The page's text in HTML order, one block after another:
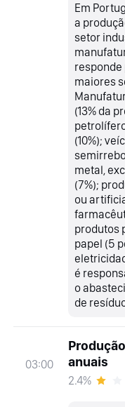
Em
a
setor
responde
maiores
(13% da
(10%);
metal,
(7%);
ou
produtos
papel (5
é
o
de
03:00
anuais
2.4%